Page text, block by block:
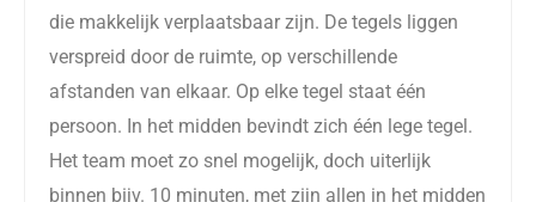
die makkelijk verplaatsbaar zijn. De tegels liggen
verspreid door de ruimte, op verschillende
afstanden van elkaar. Op elke tegel staat één
persoon. In het midden bevindt zich één lege tegel.
Het team moet zo snel mogelijk, doch uiterlijk
binnen bijv. 10 minuten, met zijn allen in het midden